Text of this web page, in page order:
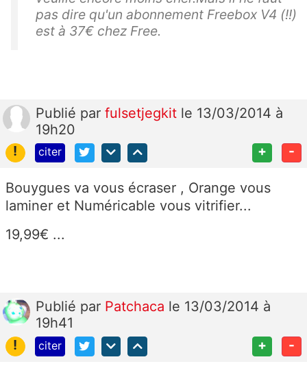
pas dire qu'un abonnement Freebox V4 (!!)
est à 37€ chez Free.
Publié par fulsetjegkit le 13/03/2014 à
19h20
!
citer + -
Bouygues va vous écraser , Orange vous
laminer et Numéricable vous vitrifier...
19,99€ ...
Publié par Patchaca le 13/03/2014 à
19h41
!
citer + -